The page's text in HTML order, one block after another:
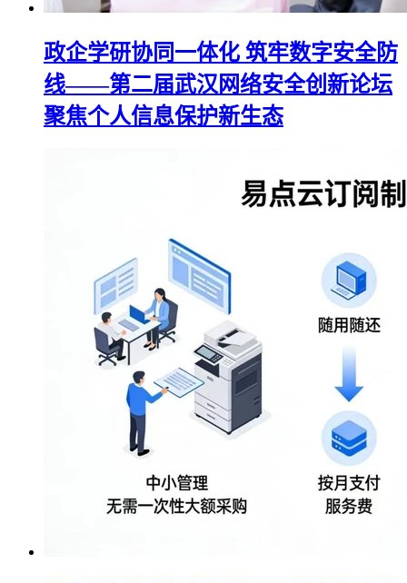
政企学研协同一体化 筑牢数字安全防
线——第二届武汉网络安全创新论坛
聚焦个人信息保护新生态